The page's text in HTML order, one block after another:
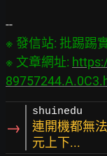
※ 發信站: 批踢踢
※ 文章網址:
→
shuinedu
連開機都無
元上下...